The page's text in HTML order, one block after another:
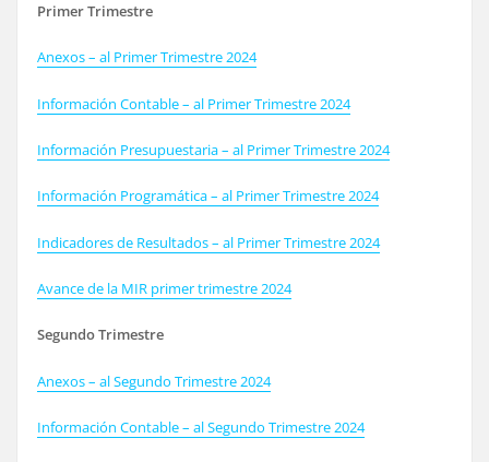
Primer Trimestre
Anexos – al Primer Trimestre 2024
Información Contable – al Primer Trimestre 2024
Información Presupuestaria – al Primer Trimestre 2024
Información Programática – al Primer Trimestre 2024
Indicadores de Resultados – al Primer Trimestre 2024
Avance de la MIR primer trimestre 2024
Segundo Trimestre
Anexos – al Segundo Trimestre 2024
Información Contable – al Segundo Trimestre 2024